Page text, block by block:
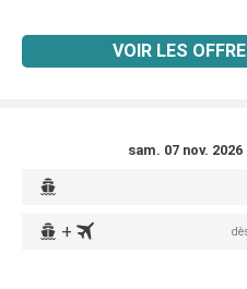
VOIR LES
sam. 07 nov. 2026
+